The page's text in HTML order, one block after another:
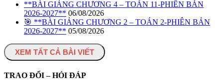
**BÀI GIẢNG CHƯƠNG 4 – TOÁN 11-PHIÊN BẢN
2026-2027** 06/08/2026
🎯 **BÀI GIẢNG CHƯƠNG 2 – TOÁN 2-PHIÊN BẢN
2026-2027** 05/08/2026
XEM TẤT CẢ BÀI VIẾT
TRAO ĐỔI – HỎI ĐÁP